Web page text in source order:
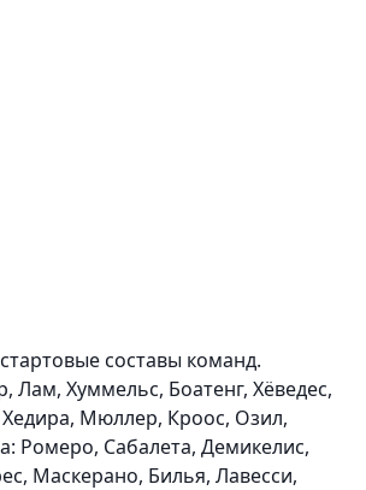
составы команд.
Лам, Хуммельс, Боатенг, Хёведес,
Мюллер, Кроос, Озил,
Ромеро, Сабалета, Демикелис,
Маскерано, Билья, Лавесси,